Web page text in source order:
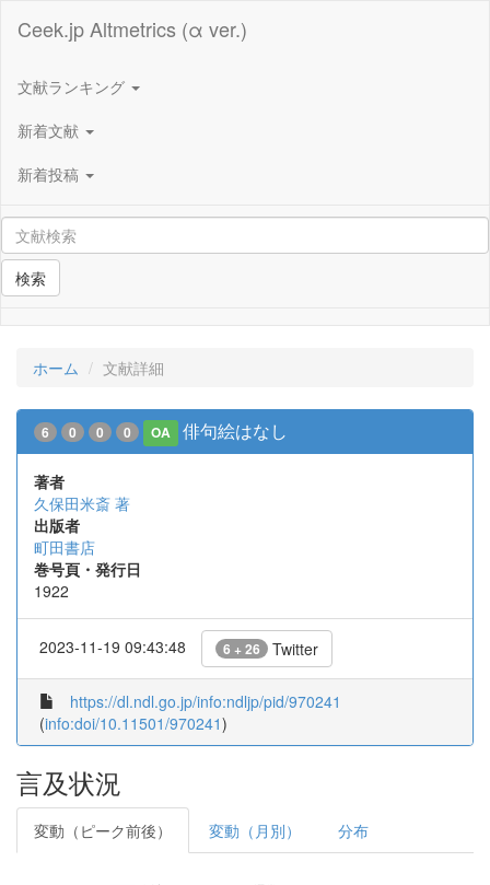
Ceek.jp Altmetrics (α ver.)
文献ランキング
新着文献
新着投稿
検索
ホーム 文献詳細
6 0 0 0 OA 俳句絵はなし
著者
久保田米斎 著
出版者
町田書店
巻号頁・発行日
1922
2023-11-19 09:43:48 6 + 26 Twitter
https://dl.ndl.go.jp/info:ndljp/pid/970241
(info:doi/10.11501/970241)
言及状況
変動（ピーク前後） 変動（月別） 分布